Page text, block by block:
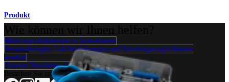
Produkt
Medizinproduktberater:in kontaktieren
Veranstaltungen, Lab-Vorführungen und Schulungsmöglichkeiten
ansehen
Unseren Newsletter abonnieren
Besuchen Sie uns